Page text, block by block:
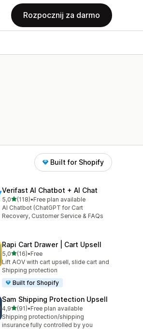
Rozpocznij za darmo
Built for Shopify
Verifast AI Chatbot + AI Chat
5,0na 5 gwiazdek
(118)
Łączna liczba recenzji: 118
•Free plan available
AI Chatbot (ChatGPT for Cart
Recovery, Customer Service & FAQs
Rapi Cart Drawer | Cart Upsell
5,0na 5 gwiazdek
(16)
Łączna liczba recenzji: 16
•Free
Lift AOV with cart upsell, slide cart and
Shipping protection
Built for Shopify
Sam Shipping Protection Upsell
4,9na 5 gwiazdek
(91)
Łączna liczba recenzji: 91
•Free plan available
Shipping protection/shipping
insurance fully controlled by you